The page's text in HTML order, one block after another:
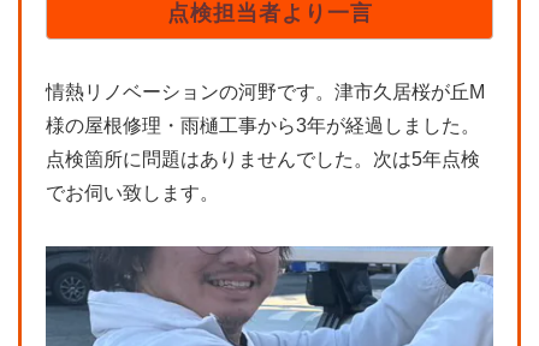
点検担当者より一言
情熱リノベーションの河野です。津市久居桜が丘M
様の屋根修理・雨樋工事から3年が経過しました。
点検箇所に問題はありませんでした。次は5年点検
でお伺い致します。